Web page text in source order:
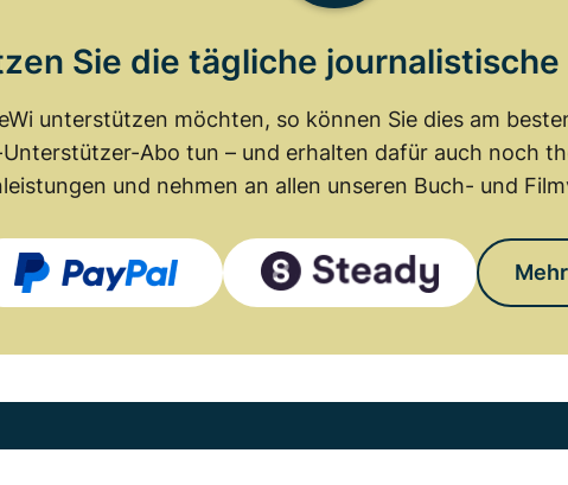
Sie die tägliche journalistische
unterstützen möchten, so können Sie dies am
Unterstützer-Abo tun – und erhalten dafür auch noch
und nehmen an allen unseren Buch- und